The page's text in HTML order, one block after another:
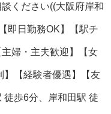
ください((大阪府岸和
即日勤務OK】【駅チ
婦・主夫歓迎】【女
】【経験者優遇】【友
徒歩6分、岸和田駅 徒